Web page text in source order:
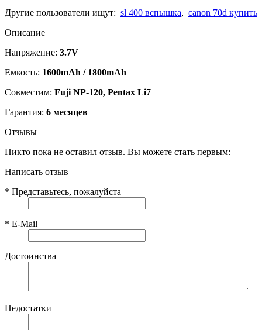
Другие пользователи ищут: sl 400 вспышка, canon 70d купить
Описание
Напряжение: 3.7V
Емкость: 1600mAh / 1800mAh
Совместим: Fuji NP-120, Pentax Li7
Гарантия: 6 месяцев
Отзывы
Никто пока не оставил отзыв. Вы можете стать первым:
Написать отзыв
* Представьтесь, пожалуйста
* E-Mail
Достоинства
Недостатки